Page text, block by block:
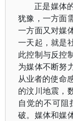
正是媒体
犹豫，一方面
一方面又对媒
一天起，就是
此控制与反控
为媒体不断努
从业者的使命
的汶川地震，
自觉的不可
破。媒体和媒